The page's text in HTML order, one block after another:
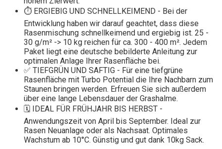
⏱ ERGIEBIG UND SCHNELLKEIMEND - Bei der
Entwicklung haben wir darauf geachtet, dass diese
Rasenmischung schnellkeimend und ergiebig ist. 25 -
30 g/m² -> 10 kg reichen für ca. 300 - 400 m². Jedem
Paket liegt eine deutsche bebilderte Anleitung zur
optimalen Anlage Ihrer Rasenfläche bei.
✅ TIEFGRÜN UND SAFTIG - Für eine tiefgrüne
Rasenfläche mit Turbo Potential die Ihre Nachbarn zum
Staunen bringen werden. Erfreuen Sie sich außerdem
über eine lange Lebensdauer der Grashalme.
🗓 IDEAL FÜR FRÜHJAHR BIS HERBST -
Anwendungszeit von April bis September. Ideal zur
Rasen Neuanlage oder als Nachsaat. Optimales
Wachstum ab 10°C. Günstig und gut dank 10kg Sack.